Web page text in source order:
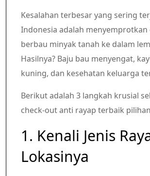
Kesalahan terbesar yang sering
Indonesia adalah menyemprotkan
berbau minyak tanah ke dalam
Hasilnya? Baju bau menyengat,
kuning, dan kesehatan keluarga
Berikut adalah 3 langkah krusial
check-out anti rayap terbaik
1. Kenali Jenis
Lokasinya